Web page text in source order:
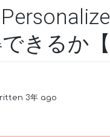
きるか【
3年 ago